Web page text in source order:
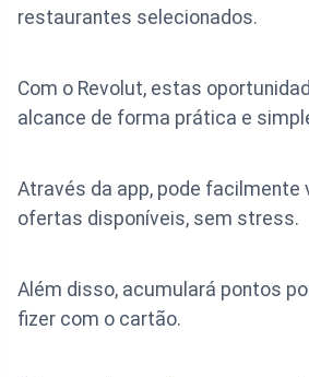
restaurantes selecionados.
Com o Revolut, estas
alcance de forma prática e
Através da app, pode facilmente
ofertas disponíveis, sem stress.
Além disso, acumulará pontos
fizer com o cartão.